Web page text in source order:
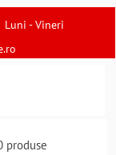
Luni - Vineri
produse